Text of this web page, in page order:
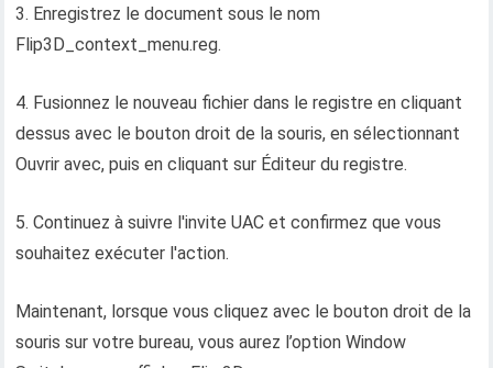
3. Enregistrez le document sous le nom
Flip3D_context_menu.reg.
4. Fusionnez le nouveau fichier dans le registre en cliquant
dessus avec le bouton droit de la souris, en sélectionnant
Ouvrir avec, puis en cliquant sur Éditeur du registre.
5. Continuez à suivre l'invite UAC et confirmez que vous
souhaitez exécuter l'action.
Maintenant, lorsque vous cliquez avec le bouton droit de la
souris sur votre bureau, vous aurez l’option Window